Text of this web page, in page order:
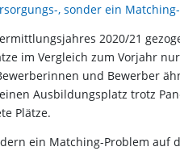
, sonder ein
2020/21
im Vergleich zum Vorjahr
und Bewerber
Ausbildungsplatz trotz
Plätze.
ein Matching-Problem auf